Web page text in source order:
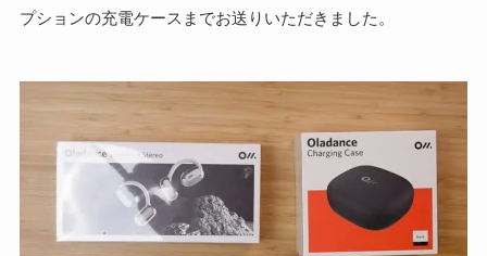
プションの充電ケースまでお送りいただきました。